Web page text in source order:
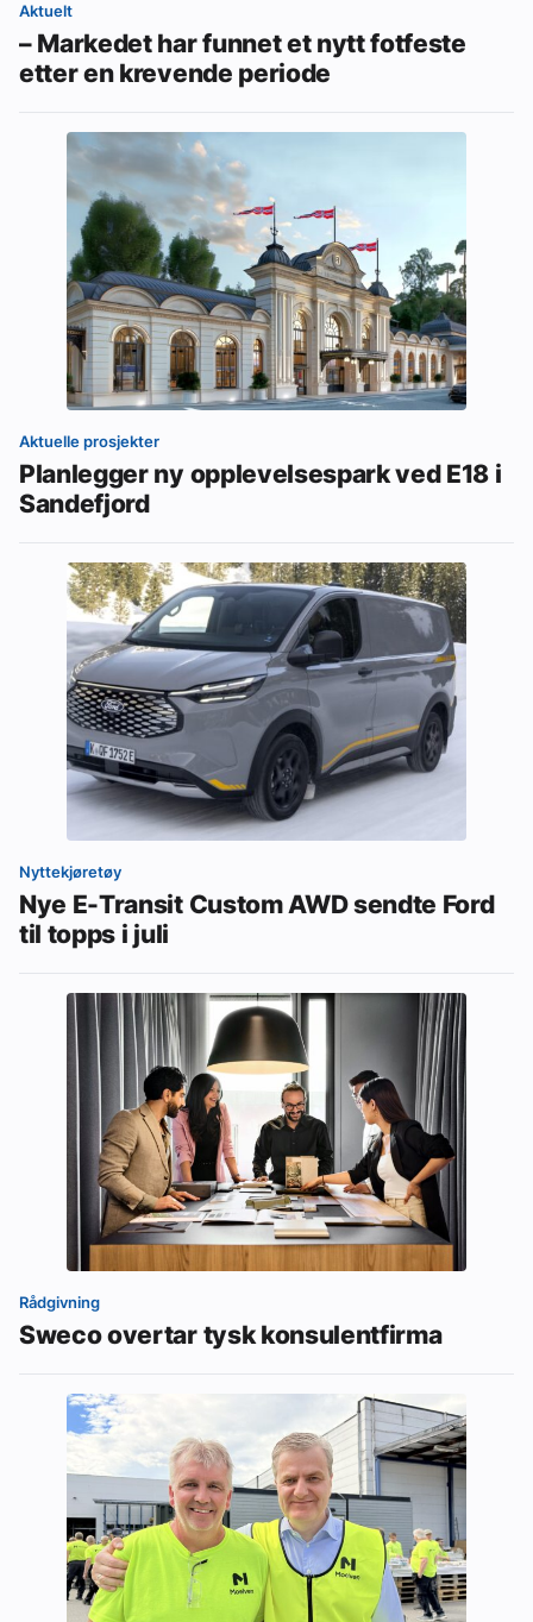
Aktuelt
– Markedet har funnet et nytt fotfeste
etter en krevende periode
Aktuelle prosjekter
Planlegger ny opplevelsespark ved E18 i
Sandefjord
Nyttekjøretøy
Nye E-Transit Custom AWD sendte Ford
til topps i juli
Rådgivning
Sweco overtar tysk konsulentfirma